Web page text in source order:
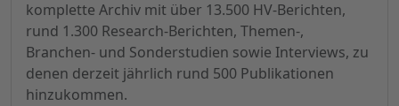
komplette Archiv mit über 13.500 HV-Berichten,
rund 1.300 Research-Berichten, Themen-,
Branchen- und Sonderstudien sowie Interviews, zu
denen derzeit jährlich rund 500 Publikationen
hinzukommen.